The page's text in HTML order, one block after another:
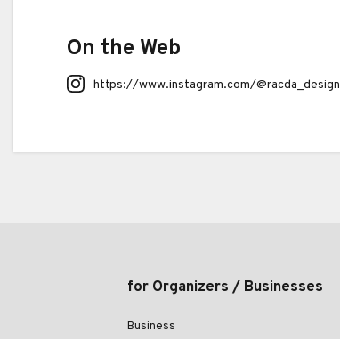
On the Web
https://www.instagram.com/@racda_design
for Organizers / Businesses
Business